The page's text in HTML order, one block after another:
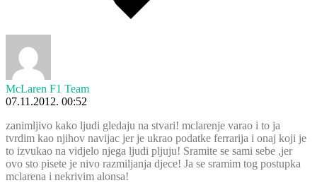
McLaren F1 Team
07.11.2012. 00:52
zanimljivo kako ljudi gledaju na stvari! mclarenje varao i to ja
tvrdim kao njihov navijac jer je ukrao podatke ferrarija i onaj koji je
to izvukao na vidjelo njega ljudi pljuju! Sramite se sami sebe ,jer
ovo sto pisete je nivo razmiljanja djece! Ja se sramim tog postupka
mclarena i nekrivim alonsa!